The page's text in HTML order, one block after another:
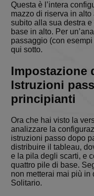
Questa è l’intera
mazzo di riserva in
subito alla sua destra
base in alto. Per
passaggio (con
qui sotto.
Impostazione
Istruzioni
principianti
Ora che hai visto la
analizzare la
istruzioni passo dopo
distribuire il tableau,
e la pila degli scarti, e
quattro pile di base.
non metterai mai più
Solitario.